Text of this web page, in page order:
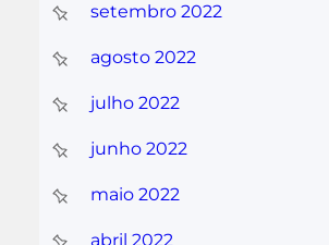
setembro 2022
agosto 2022
julho 2022
junho 2022
maio 2022
abril 2022